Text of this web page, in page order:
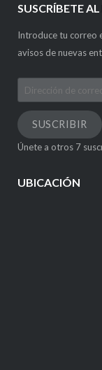
SUSCRÍBETE
Introduce tu correo
avisos de nuevas
Dirección
de
correo
electrónico
SUSCRIBIR
Únete a otros 7
UBICACIÓN